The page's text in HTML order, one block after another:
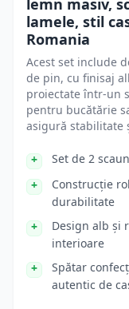
lemn masiv,
lamele, stil
Romania
Acest set include
de pin, cu finisaj
proiectate într-un
pentru bucătărie
asigură stabilitate
Set de 2
Construcție
durabilitate
Design alb și
interioare
Spătar
autentic de